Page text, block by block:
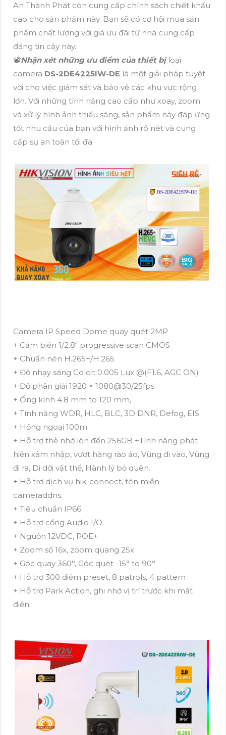
An Thành Phát còn cung cấp chính sách chiết khấu
cao cho sản phẩm này. Bạn sẽ có cơ hội mua sản
phẩm chất lượng với giá ưu đãi từ nhà cung cấp
đáng tin cậy này.
📽Nhận xét những ưu điểm của thiết bị loại
camera DS-2DE4225IW-DE là một giải pháp tuyệt
vời cho việc giám sát và bảo vệ các khu vực rộng
lớn. Với những tính năng cao cấp như xoay, zoom
và xử lý hình ảnh thiếu sáng, sản phẩm này đáp ứng
tốt nhu cầu của bạn với hình ảnh rõ nét và cung
cấp sự an toàn tối đa.
Camera IP Speed Dome quay quét 2MP
+ Cảm biến 1/2.8" progressive scan CMOS
+ Chuẩn nén H.265+/H.265
+ Độ nhạy sáng Color: 0.005 Lux @(F1.6, AGC ON)
+ Độ phân giải 1920 × 1080@30/25fps
+ Ống kính 4.8 mm to 120 mm,
+ Tính năng WDR, HLC, BLC, 3D DNR, Defog, EIS
+ Hồng ngoại 100m
+ Hỗ trợ thẻ nhớ lên đến 256GB +Tính năng phát
hiện xâm nhập, vượt hàng rào ảo, Vùng đi vào, Vùng
đi ra, Di dời vật thể, Hành lý bỏ quên.
+ Hỗ trợ dịch vụ hik-connect, tên miền
cameraddns.
+ Tiêu chuẩn IP66
+ Hỗ trợ cổng Audio I/O
+ Nguồn 12VDC, POE+
+ Zoom số 16x, zoom quang 25x
+ Góc quay 360°, Góc quét -15° to 90°
+ Hỗ trợ 300 điểm preset, 8 patrols, 4 pattern
+ Hỗ trợ Park Action, ghi nhớ vị trí trước khi mất
điện.